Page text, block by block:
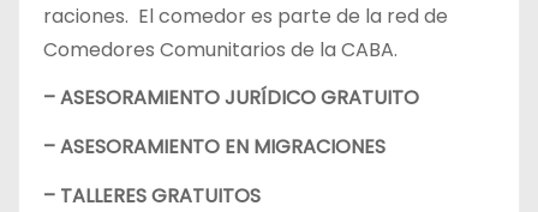
raciones. El comedor es parte de la red de
Comedores Comunitarios de la CABA.
– ASESORAMIENTO JURÍDICO GRATUITO
– ASESORAMIENTO EN MIGRACIONES
– TALLERES GRATUITOS